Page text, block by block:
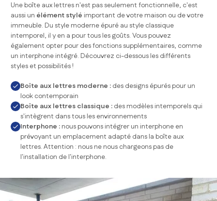
Une boîte aux lettres n'est pas seulement fonctionnelle, c'est
aussi un élément stylé important de votre maison ou de votre
immeuble. Du style moderne épuré au style classique
intemporel, il y en a pour tous les goûts. Vous pouvez
également opter pour des fonctions supplémentaires, comme
un interphone intégré. Découvrez ci-dessous les différents
styles et possibilités !
Boîte aux lettres moderne : des designs épurés pour un
look contemporain
Boîte aux lettres classique : des modèles intemporels qui
s'intègrent dans tous les environnements
Interphone : nous pouvons intégrer un interphone en
prévoyant un emplacement adapté dans la boîte aux
lettres. Attention : nous ne nous chargeons pas de
l'installation de l'interphone.